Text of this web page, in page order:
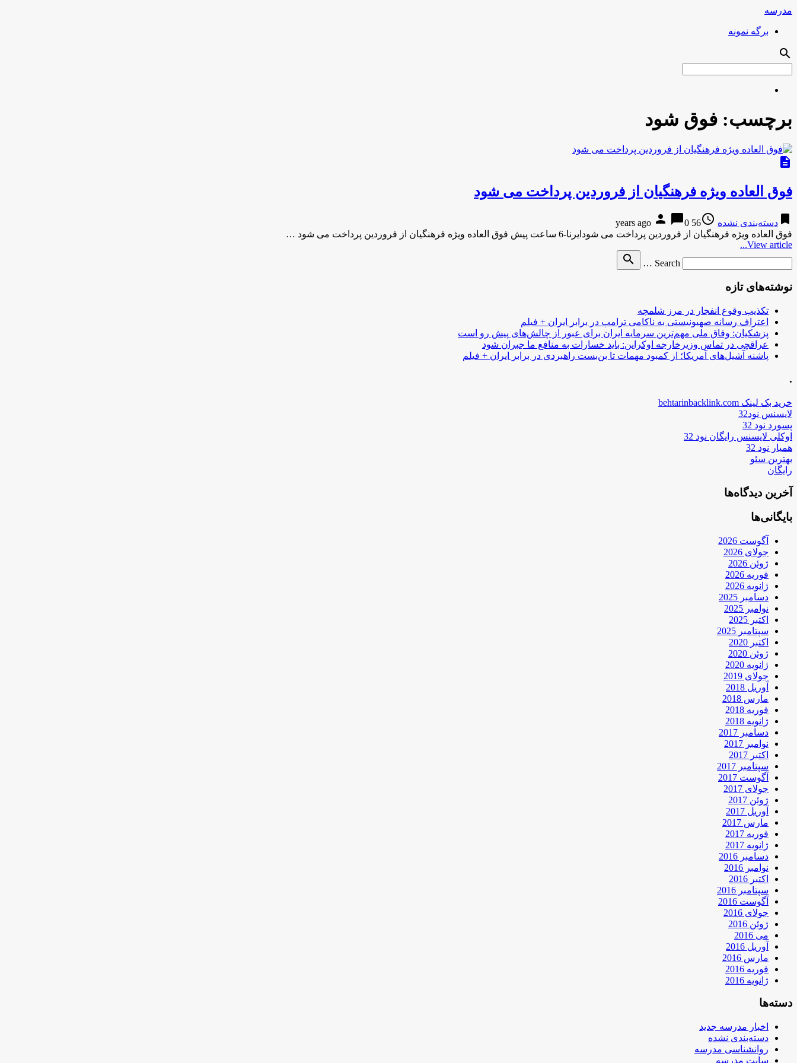
مدرسه
برگه نمونه
search
برچسب: فوق شود
description
فوق العاده ویژه فرهنگیان از فروردین پرداخت می شود
bookmark دسته‌بندی نشده access_time
56 years ago
person chat_bubble0
فوق العاده ویژه فرهنگیان از فروردین پرداخت می شودایرنا-6 ساعت پیش فوق العاده ویژه فرهنگیان از فروردین پرداخت می شود …
View article...
Search …
search
نوشته‌های تازه
تکذیب وقوع انفجار در مرز شلمچه
اعتراف رسانه صهیونیستی به ناکامی ترامپ در برابر ایران + فیلم
پزشکیان: وفاق ملی مهم‌ترین سرمایه ایران برای عبور از چالش‌های پیش رو است
عراقچی در تماس وزیرخارجه اوکراین: باید خسارات به منافع ما جبران شود
پاشنه آشیل‌های آمریکا؛ از کمبود مهمات تا بن‌بست راهبردی در برابر ایران + فیلم
.
خرید بک لینک behtarinbacklink.com
لایسنس نود32
پسورد نود 32
اوکلی لایسنس رایگان نود 32
همیار نود 32
بهترین سئو
رایگان
آخرین دیدگاه‌ها
بایگانی‌ها
آگوست 2026
جولای 2026
ژوئن 2026
فوریه 2026
ژانویه 2026
دسامبر 2025
نوامبر 2025
اکتبر 2025
سپتامبر 2025
اکتبر 2020
ژوئن 2020
ژانویه 2020
جولای 2019
آوریل 2018
مارس 2018
فوریه 2018
ژانویه 2018
دسامبر 2017
نوامبر 2017
اکتبر 2017
سپتامبر 2017
آگوست 2017
جولای 2017
ژوئن 2017
آوریل 2017
مارس 2017
فوریه 2017
ژانویه 2017
دسامبر 2016
نوامبر 2016
اکتبر 2016
سپتامبر 2016
آگوست 2016
جولای 2016
ژوئن 2016
می 2016
آوریل 2016
مارس 2016
فوریه 2016
ژانویه 2016
دسته‌ها
اخبار مدرسه جدید
دسته‌بندی نشده
روانشناسی مدرسه
سایت مدرسه